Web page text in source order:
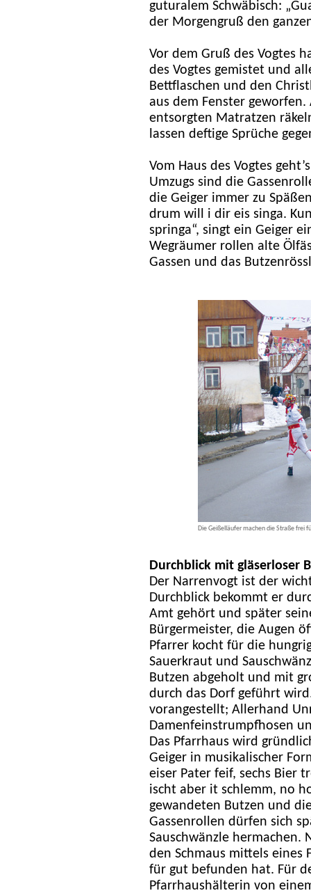
guturalem Schwäbisch:
der Morgengruß den
Vor dem Gruß des Vogtes
des Vogtes gemistet und
Bettflaschen und den
aus dem Fenster
entsorgten Matratzen
lassen deftige Sprüche
Vom Haus des Vogtes
Umzugs sind die
die Geiger immer zu
drum will i dir eis singa.
springa“, singt ein Geiger
Wegräumer rollen alte
Gassen und das
Die Geißelläufer machen die Straße frei
Durchblick mit gläserloser
Der Narrenvogt ist der
Durchblick bekommt er
Amt gehört und später
Bürgermeister, die Augen
Pfarrer kocht für die
Sauerkraut und
Butzen abgeholt und mit
durch das Dorf geführt
vorangestellt; Allerhand
Damenfeinstrumpfhosen
Das Pfarrhaus wird
Geiger in musikalischer
eiser Pater feif, sechs Bier
ischt aber it schlemm, no
gewandeten Butzen und
Gassenrollen dürfen sich
Sauschwänzle hermachen.
den Schmaus mittels
für gut befunden hat. Für
Pfarrhaushälterin von